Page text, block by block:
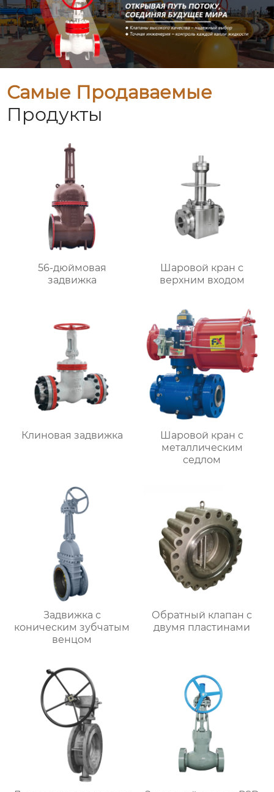
Самые Продаваемые
Продукты
56-дюймовая
задвижка
Шаровой кран с
верхним входом
Клиновая задвижка
Шаровой кран с
металлическим
седлом
Задвижка с
коническим зубчатым
венцом
Обратный клапан с
двумя пластинами